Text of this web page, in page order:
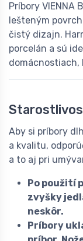
Príbory VIENNA
lešteným
čistý dizajn.
porcelán a sú
Aby si príbory
a kvalitu,
a to aj pri
Po použití
zvyšky
neskôr.
Príbory